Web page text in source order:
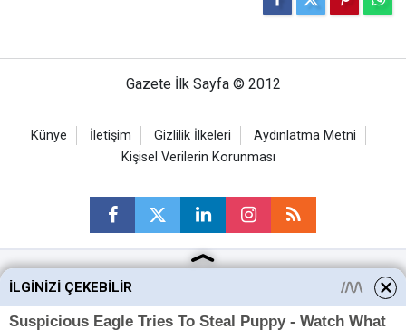
Gazete İlk Sayfa © 2012
Künye İletişim Gizlilik İlkeleri
Aydınlatma Metni
Kişisel Verilerin Korunması
Ankara Haberleri
Keçiören Haberleri
İLGINIZI ÇEKEBILIR